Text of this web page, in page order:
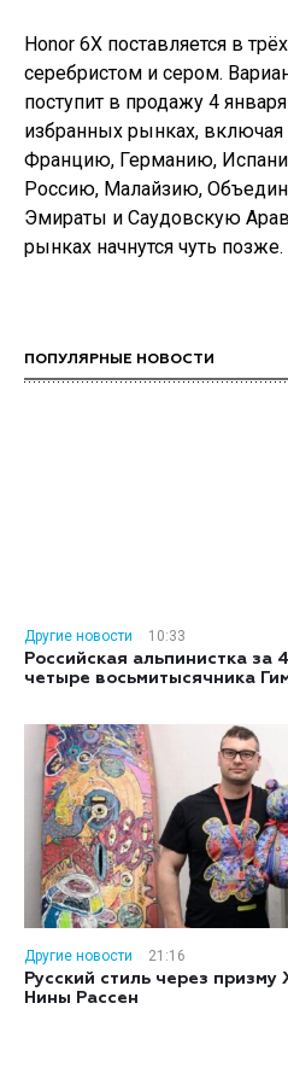
Honor 6X поставляется в
серебристом и сером.
поступит в продажу 4
избранных рынках,
Францию, Германию,
Россию, Малайзию,
Эмираты и Саудовскую
рынках начнутся чуть позже.
ПОПУЛЯРНЫЕ НОВОСТИ
Другие новости
10:33
Российская альпинистка за
четыре восьмитысячника
Другие новости
21:16
Русский стиль через
Нины Рассен